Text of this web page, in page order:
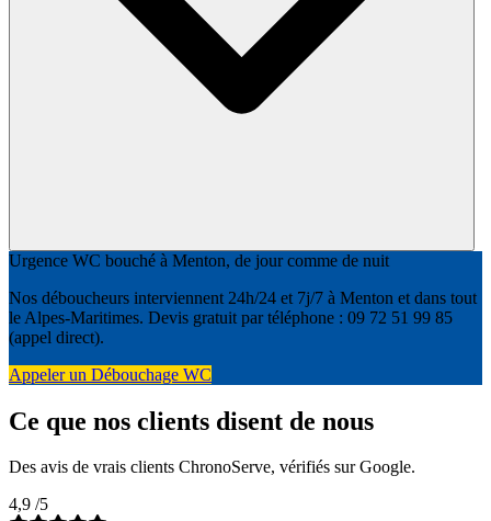
Urgence WC bouché à Menton, de jour comme de nuit
Nos déboucheurs interviennent 24h/24 et 7j/7 à Menton et dans tout
le Alpes-Maritimes. Devis gratuit par téléphone : 09 72 51 99 85
(appel direct).
Appeler un Débouchage WC
Ce que nos clients disent de nous
Des avis de vrais clients ChronoServe, vérifiés sur Google.
4,9 /5